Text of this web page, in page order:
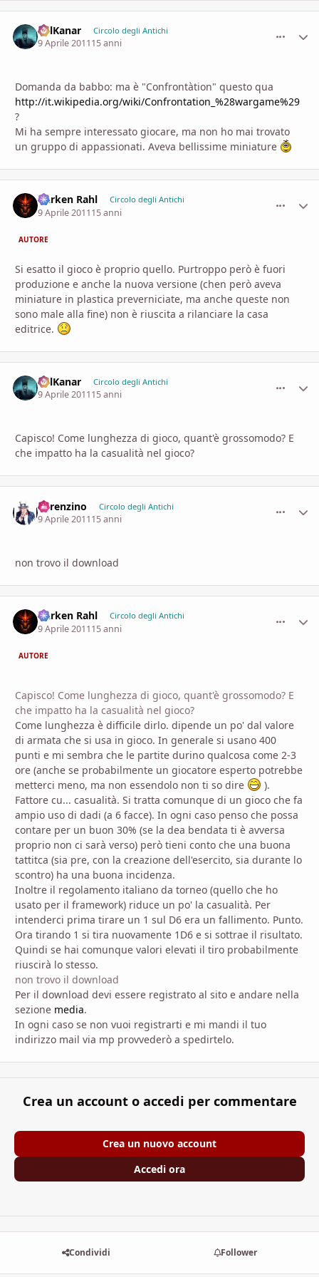
SolKanar Circolo degli Antichi
9 Aprile 201115 anni
Domanda da babbo: ma è "Confrontàtion" questo qua
http://it.wikipedia.org/wiki/Confrontation_%28wargame%29
?
Mi ha sempre interessato giocare, ma non ho mai trovato
un gruppo di appassionati. Aveva bellissime miniature
Darken Rahl Circolo degli Antichi
9 Aprile 201115 anni
AUTORE
Si esatto il gioco è proprio quello. Purtroppo però è fuori
produzione e anche la nuova versione (chen però aveva
miniature in plastica preverniciate, ma anche queste non
sono male alla fine) non è riuscita a rilanciare la casa
editrice.
SolKanar Circolo degli Antichi
9 Aprile 201115 anni
Capisco! Come lunghezza di gioco, quant'è grossomodo? E
che impatto ha la casualità nel gioco?
Lorenzino Circolo degli Antichi
9 Aprile 201115 anni
non trovo il download
Darken Rahl Circolo degli Antichi
9 Aprile 201115 anni
AUTORE
Capisco! Come lunghezza di gioco, quant'è grossomodo? E
che impatto ha la casualità nel gioco?
Come lunghezza è difficile dirlo. dipende un po' dal valore
di armata che si usa in gioco. In generale si usano 400
punti e mi sembra che le partite durino qualcosa come 2-3
ore (anche se probabilmente un giocatore esperto potrebbe
metterci meno, ma non essendolo non ti so dire
).
Fattore cu... casualità. Si tratta comunque di un gioco che fa
ampio uso di dadi (a 6 facce). In ogni caso penso che possa
contare per un buon 30% (se la dea bendata ti è avversa
proprio non ci sarà verso) però tieni conto che una buona
tattitca (sia pre, con la creazione dell'esercito, sia durante lo
scontro) ha una buona incidenza.
Inoltre il regolamento italiano da torneo (quello che ho
usato per il framework) riduce un po' la casualità. Per
intenderci prima tirare un 1 sul D6 era un fallimento. Punto.
Ora tirando 1 si tira nuovamente 1D6 e si sottrae il risultato.
Quindi se hai comunque valori elevati il tiro probabilmente
riuscirà lo stesso.
non trovo il download
Per il download devi essere registrato al sito e andare nella
sezione media.
In ogni caso se non vuoi registrarti e mi mandi il tuo
indirizzo mail via mp provvederò a spedirtelo.
Crea un account o accedi per commentare
Crea un nuovo account
Accedi ora
Condividi Follower